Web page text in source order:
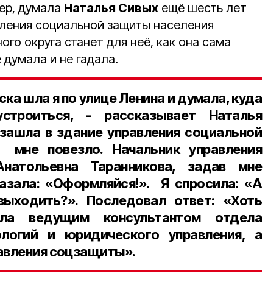
думала Наталья Сивых ещё шесть лет
социальной защиты населения
округа станет для неё, как она сама
и не гадала.
шла я по улице Ленина и думала, куда
- рассказывает Наталья
в здание управления социальной
повезло. Начальник управления
Таранникова, задав мне
«Оформляйся!». Я спросила: «А
Последовал ответ: «Хоть
ведущим консультантом отдела
и юридического управления, а
соцзащиты».